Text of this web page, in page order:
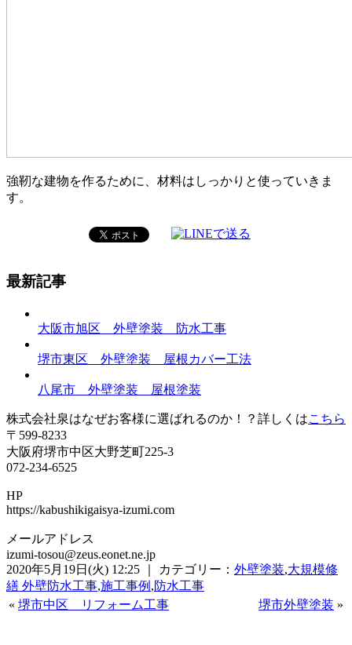
強靭な建物を作るために、材料はしっかりと使っていきま
す。
最新記事
大阪市旭区 外壁塗装 防水工事
堺市東区 外壁塗装 屋根カバー工法
八尾市 外壁塗装 屋根塗装
株式会社泉はなぜお客様に選ばれるのか！？詳しくはこちら
〒599-8233
大阪府堺市中区大野芝町225-3
072-234-6525
HP
https://kabushikigaisya-izumi.com
メールアドレス
izumi-tosou@zeus.eonet.ne.jp
2020年5月19日(火) 12:25 ｜ カテゴリー： 外壁塗装,大規模修
繕 外壁防水工事,施工事例 ,防水工事
« 堺市中区 リフォーム工事 堺市外壁塗装 »